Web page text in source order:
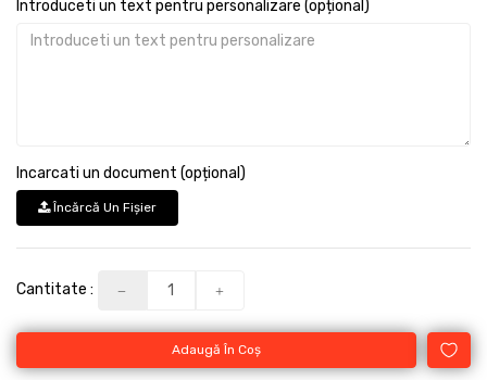
Introduceti un text pentru personalizare (opțional)
Incarcati un document (opțional)
Încărcă Un Fişier
Cantitate :
Adaugă În Coş